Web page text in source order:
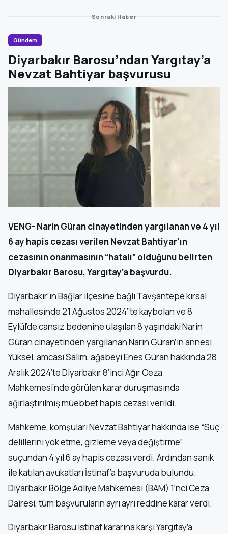
Sonraki Haber
Gündem
Diyarbakır Barosu’ndan Yargıtay’a
Nevzat Bahtiyar başvurusu
VENG- Narin Güran cinayetinden yargılanan ve 4 yıl
6 ay hapis cezası verilen Nevzat Bahtiyar’ın
cezasının onanmasının “hatalı” olduğunu belirten
Diyarbakır Barosu, Yargıtay’a başvurdu.
Diyarbakır’ın Bağlar ilçesine bağlı Tavşantepe kırsal
mahallesinde 21 Ağustos 2024’’te kaybolan ve 8
Eylül’de cansız bedenine ulaşılan 8 yaşındaki Narin
Güran cinayetinden yargılanan Narin Güran’ın annesi
Yüksel, amcası Salim, ağabeyi Enes Güran hakkında 28
Aralık 2024’te Diyarbakır 8’inci Ağır Ceza
Mahkemesi’nde görülen karar duruşmasında
ağırlaştırılmış müebbet hapis cezası verildi.
Mahkeme, komşuları Nevzat Bahtiyar hakkında ise “Suç
delillerini yok etme, gizleme veya değiştirme”
suçundan 4 yıl 6 ay hapis cezası verdi. Ardından sanık
ile katılan avukatları İstinaf’a başvuruda bulundu.
Diyarbakır Bölge Adliye Mahkemesi (BAM) 1’nci Ceza
Dairesi, tüm başvuruların ayrı ayrı reddine karar verdi.
Diyarbakır Barosu istinaf kararına karşı Yargıtay’a